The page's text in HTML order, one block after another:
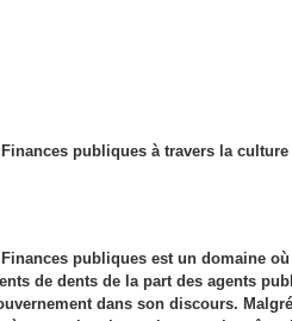
Finances publiques à travers la
Finances publiques est un domaine
de dents de la part des agents
dans son discours.